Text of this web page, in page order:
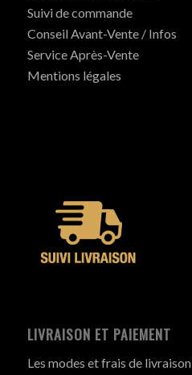
Suivi de commande
Conseil Avant-Vente / Infos
Service Après-Vente
Mentions légales
LIVRAISON ET PAIEMENT
Les modes et frais de livraison